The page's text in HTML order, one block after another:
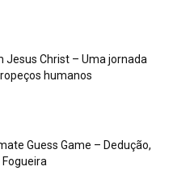
Jesus Christ – Uma jornada
humanos
Guess Game – Dedução,